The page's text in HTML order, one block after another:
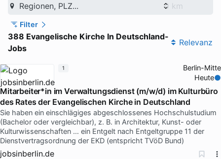
Regionen, PLZ...
Filter
388 Evangelische Kirche In Deutschland-
Jobs
Relevanz
Berlin-Mitte
Heute
Mitarbeiter*in im Verwaltungsdienst (m/w/d) im Kulturbüro
des Rates der Evangelischen Kirche in Deutschland
Sie haben ein einschlägiges abgeschlossenes Hochschulstudium
(Bachelor oder vergleichbar), z. B. in Architektur, Kunst- oder
Kulturwissenschaften … ein Entgelt nach Entgeltgruppe 11 der
Dienstvertragsordnung der EKD (entspricht TVöD Bund)
jobsinberlin.de
1